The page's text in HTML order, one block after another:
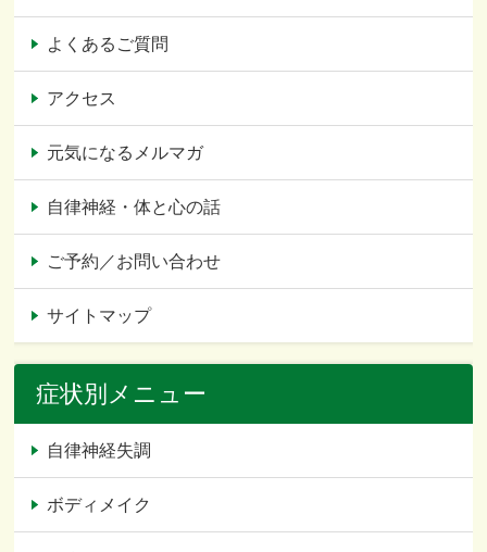
よくあるご質問
アクセス
元気になるメルマガ
自律神経・体と心の話
ご予約／お問い合わせ
サイトマップ
症状別メニュー
自律神経失調
ボディメイク